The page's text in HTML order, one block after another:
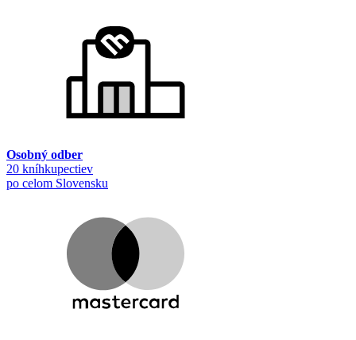
Osobný odber
20 kníhkupectiev
po celom Slovensku